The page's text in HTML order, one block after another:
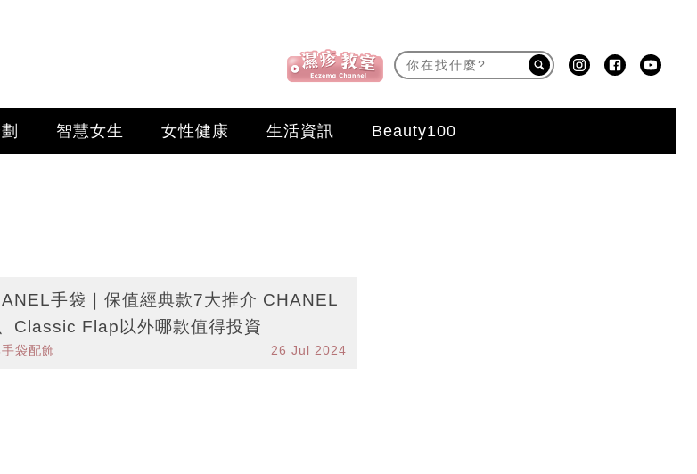
智慧女生 女性健康 生活資訊 Beauty100
手袋｜保值經典款7大推介 CHANEL
Classic Flap以外哪款值得投資
袋配飾 26 Jul 2024